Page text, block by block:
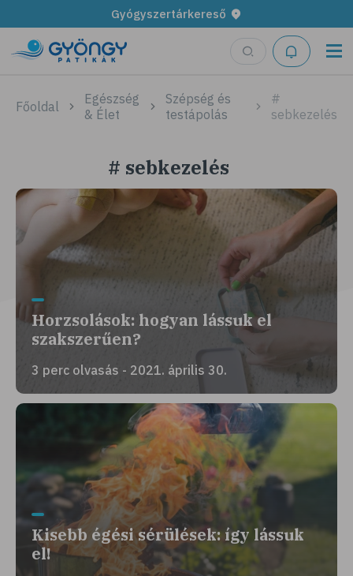
Gyógyszertárkereső
Főoldal
Egészség
& Élet
Szépség és
testápolás
#
sebkezelés
# sebkezelés
Horzsolások: hogyan lássuk el
szakszerűen?
3 perc olvasás - 2021. április 30.
Kisebb égési sérülések: így lássuk
el!